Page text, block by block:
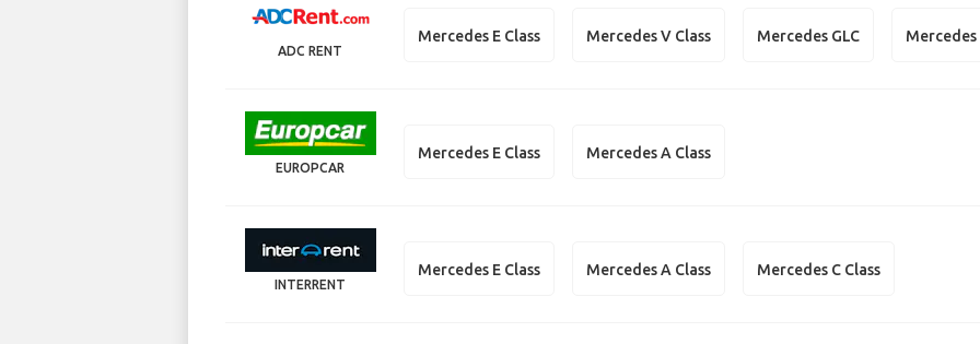
ADC RENT
Mercedes E Class Mercedes V Class Mercedes GLC Mercedes
EUROPCAR
Mercedes E Class Mercedes A Class
INTERRENT
Mercedes E Class Mercedes A Class Mercedes C Class